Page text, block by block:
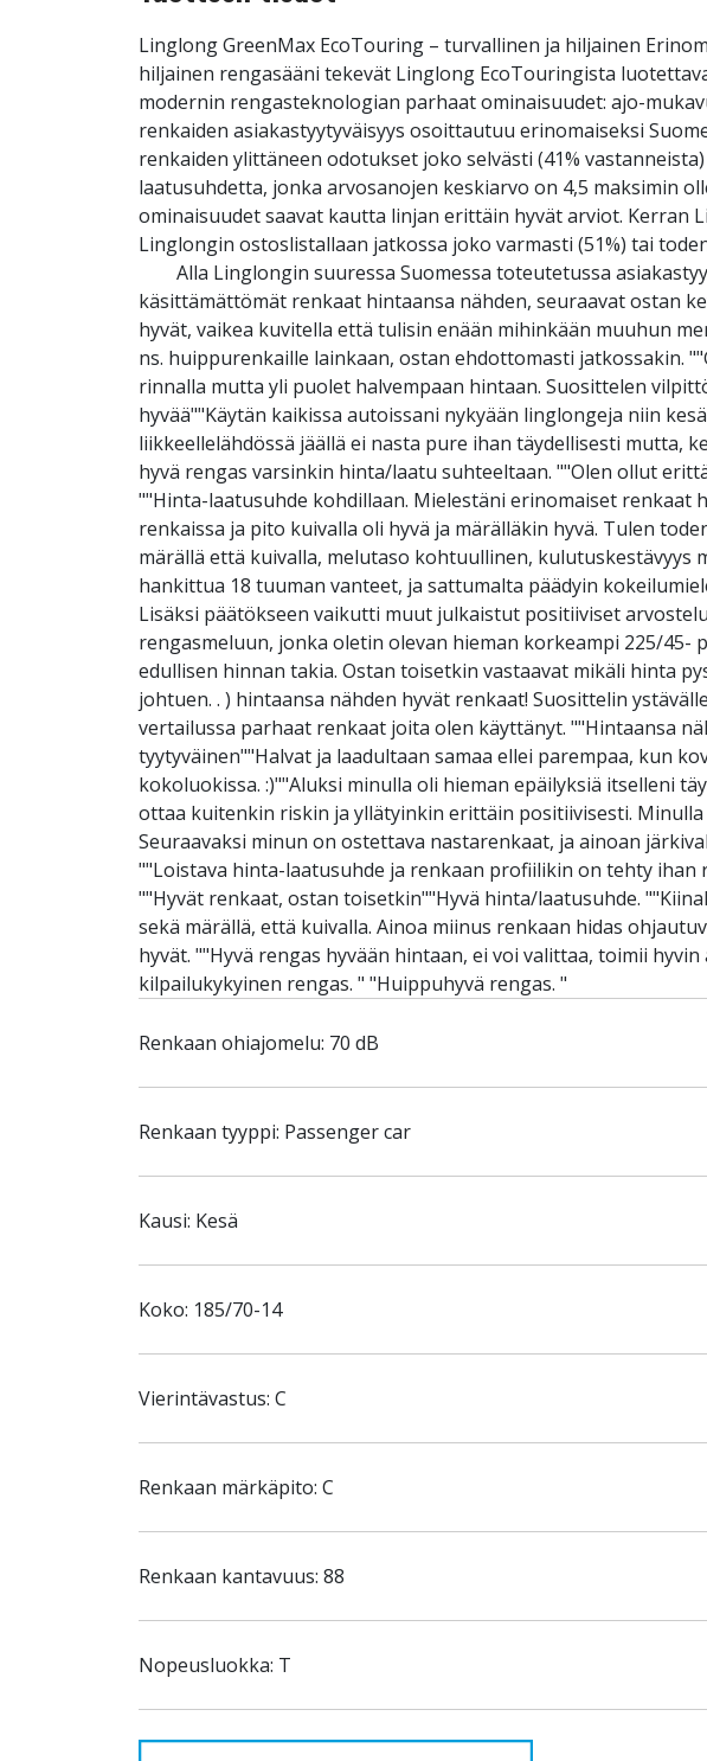
Linglong GreenMax EcoTouring – turvallinen ja hiljainen
hiljainen rengasääni tekevät Linglong EcoTouringista
modernin rengasteknologian parhaat ominaisuudet: ajo-
renkaiden asiakastyytyväisyys osoittautuu erinomaiseksi
renkaiden ylittäneen odotukset joko selvästi (41%
laatusuhdetta, jonka arvosanojen keskiarvo on 4,5 maksimin
ominaisuudet saavat kautta linjan erittäin hyvät arviot. Kerran
Linglongin ostoslistallaan jatkossa joko varmasti (51%) tai
Alla Linglongin suuressa Suomessa toteutetussa
käsittämättömät renkaat hintaansa nähden, seuraavat ostan
hyvät, vaikea kuvitella että tulisin enään mihinkään muuhun
ns. huippurenkaille lainkaan, ostan ehdottomasti jatkossakin.
rinnalla mutta yli puolet halvempaan hintaan. Suosittelen
hyvää""Käytän kaikissa autoissani nykyään linglongeja niin
liikkeellelähdössä jäällä ei nasta pure ihan täydellisesti mutta,
hyvä rengas varsinkin hinta/laatu suhteeltaan. ""Olen ollut
""Hinta-laatusuhde kohdillaan. Mielestäni erinomaiset renkaat
renkaissa ja pito kuivalla oli hyvä ja märälläkin hyvä. Tulen
märällä että kuivalla, melutaso kohtuullinen, kulutuskestävyys
hankittua 18 tuuman vanteet, ja sattumalta päädyin
Lisäksi päätökseen vaikutti muut julkaistut positiiviset
rengasmeluun, jonka oletin olevan hieman korkeampi 225/
edullisen hinnan takia. Ostan toisetkin vastaavat mikäli hinta
johtuen. . ) hintaansa nähden hyvät renkaat! Suosittelin
vertailussa parhaat renkaat joita olen käyttänyt. ""Hintaansa
tyytyväinen""Halvat ja laadultaan samaa ellei parempaa, kun
kokoluokissa. :)""Aluksi minulla oli hieman epäilyksiä itselleni
ottaa kuitenkin riskin ja yllätyinkin erittäin positiivisesti.
Seuraavaksi minun on ostettava nastarenkaat, ja ainoan
""Loistava hinta-laatusuhde ja renkaan profiilikin on tehty
""Hyvät renkaat, ostan toisetkin""Hyvä hinta/laatusuhde.
sekä märällä, että kuivalla. Ainoa miinus renkaan hidas
hyvät. ""Hyvä rengas hyvään hintaan, ei voi valittaa, toimii
kilpailukykyinen rengas. " "Huippuhyvä rengas. "
Renkaan ohiajomelu: 70 dB
Renkaan tyyppi: Passenger car
Kausi: Kesä
Koko: 185/70-14
Vierintävastus: C
Renkaan märkäpito: C
Renkaan kantavuus: 88
Nopeusluokka: T